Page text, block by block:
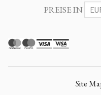
PREISE IN
Site